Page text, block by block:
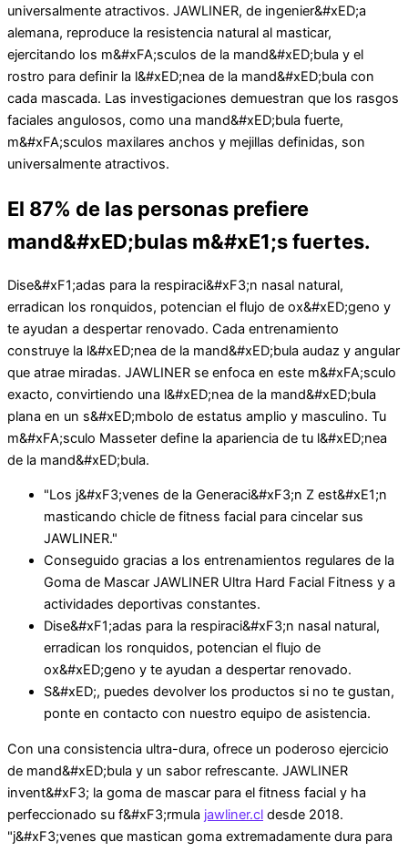
universalmente atractivos. JAWLINER, de ingenier&#xED;a
alemana, reproduce la resistencia natural al masticar,
ejercitando los m&#xFA;sculos de la mand&#xED;bula y el
rostro para definir la l&#xED;nea de la mand&#xED;bula con
cada mascada. Las investigaciones demuestran que los rasgos
faciales angulosos, como una mand&#xED;bula fuerte,
m&#xFA;sculos maxilares anchos y mejillas definidas, son
universalmente atractivos.
El 87% de las personas prefiere
mand&#xED;bulas m&#xE1;s fuertes.
Dise&#xF1;adas para la respiraci&#xF3;n nasal natural,
erradican los ronquidos, potencian el flujo de ox&#xED;geno y
te ayudan a despertar renovado. Cada entrenamiento
construye la l&#xED;nea de la mand&#xED;bula audaz y angular
que atrae miradas. JAWLINER se enfoca en este m&#xFA;sculo
exacto, convirtiendo una l&#xED;nea de la mand&#xED;bula
plana en un s&#xED;mbolo de estatus amplio y masculino. Tu
m&#xFA;sculo Masseter define la apariencia de tu l&#xED;nea
de la mand&#xED;bula.
"Los j&#xF3;venes de la Generaci&#xF3;n Z est&#xE1;n
masticando chicle de fitness facial para cincelar sus
JAWLINER."
Conseguido gracias a los entrenamientos regulares de la
Goma de Mascar JAWLINER Ultra Hard Facial Fitness y a
actividades deportivas constantes.
Dise&#xF1;adas para la respiraci&#xF3;n nasal natural,
erradican los ronquidos, potencian el flujo de
ox&#xED;geno y te ayudan a despertar renovado.
S&#xED;, puedes devolver los productos si no te gustan,
ponte en contacto con nuestro equipo de asistencia.
Con una consistencia ultra-dura, ofrece un poderoso ejercicio
de mand&#xED;bula y un sabor refrescante. JAWLINER
invent&#xF3; la goma de mascar para el fitness facial y ha
perfeccionado su f&#xF3;rmula jawliner.cl desde 2018.
"j&#xF3;venes que mastican goma extremadamente dura para